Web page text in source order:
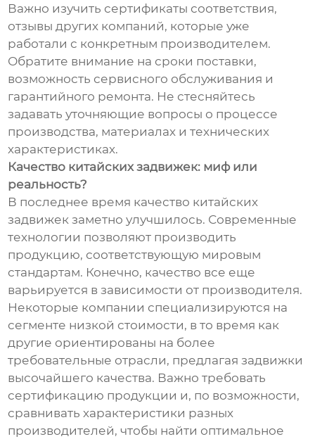
Важно изучить сертификаты соответствия,
отзывы других компаний, которые уже
работали с конкретным производителем.
Обратите внимание на сроки поставки,
возможность сервисного обслуживания и
гарантийного ремонта. Не стесняйтесь
задавать уточняющие вопросы о процессе
производства, материалах и технических
характеристиках.
Качество китайских задвижек: миф или
реальность?
В последнее время качество китайских
задвижек заметно улучшилось. Современные
технологии позволяют производить
продукцию, соответствующую мировым
стандартам. Конечно, качество все еще
варьируется в зависимости от производителя.
Некоторые компании специализируются на
сегменте низкой стоимости, в то время как
другие ориентированы на более
требовательные отрасли, предлагая задвижки
высочайшего качества. Важно требовать
сертификацию продукции и, по возможности,
сравнивать характеристики разных
производителей, чтобы найти оптимальное